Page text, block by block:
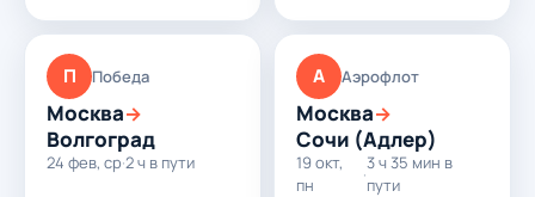
П Победа
Москва→
Волгоград
24 фев, ср·2 ч в пути
А Аэрофлот
Москва→
Сочи (Адлер)
19 окт,
пн
·
3 ч 35 мин в
пути